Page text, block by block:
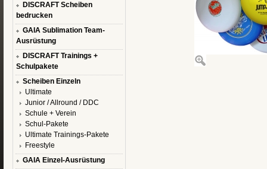
DISCRAFT Scheiben
bedrucken
GAIA Sublimation Team-
Ausrüstung
DISCRAFT Trainings +
Schulpakete
Scheiben Einzeln
Ultimate
Junior / Allround / DDC
Schule + Verein
Schul-Pakete
Ultimate Trainings-Pakete
Freestyle
GAIA Einzel-Ausrüstung